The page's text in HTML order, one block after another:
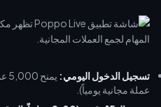
تسجيل الدخول اليومي:
عملة مجانية يومياً).